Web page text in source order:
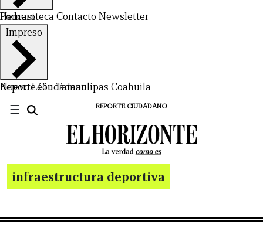
Hemeroteca Contacto Newsletter
Podcast
Impreso
Nuevo LeónTamaulipas Coahuila
Reporte Ciudadano
☰ REPORTE CIUDADANO
infraestructura deportiva